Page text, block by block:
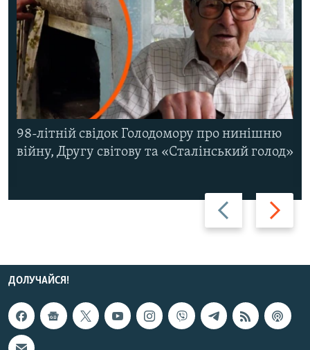
Назад Вперед
98-літній свідок Голодомору про нинішню
війну, Другу світову та «Сталінський голод»
ДОЛУЧАЙСЯ!